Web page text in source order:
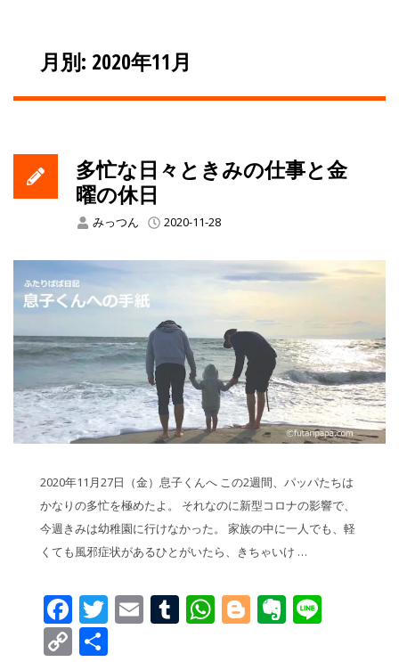
月別: 2020年11月
多忙な日々ときみの仕事と金
曜の休日
みっつん 2020-11-28
2020年11月27日（金）息子くんへ この2週間、パッパたちは
かなりの多忙を極めたよ。 それなのに新型コロナの影響で、
今週きみは幼稚園に行けなかった。 家族の中に一人でも、軽
くても風邪症状があるひとがいたら、きちゃいけ …
Facebook
Twitter
EmailTumblr
WhatsApp
Blogger
Copy